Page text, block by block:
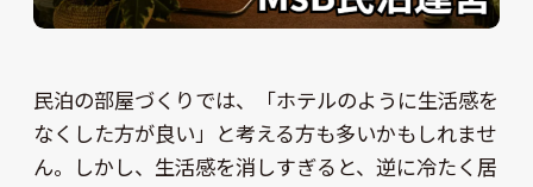
民泊の部屋づくりでは、「ホテルのように生活感を
なくした方が良い」と考える方も多いかもしれませ
ん。しかし、生活感を消しすぎると、逆に冷たく居